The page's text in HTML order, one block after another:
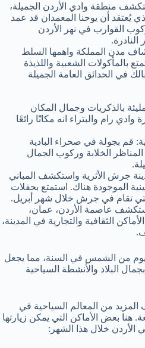
منطقة وادي الأردن الجميلة،
يُعتقد أن يوحنا المعمدان قد عمد
القوارب في نهر الأردن
مدن المملكة واهمها السلط
بالمأكولات الشعبية واللذيذة
في الحدائق العامة الجميلة
بالذكريات وجمال المكان
رام والبتراء انه مكانًا رائعًا
قم بجولة في صحراء البادية
المناظر الخلابة وركوب الجمال
جرش الأثرية واستكشف المباني
الموجودة هناك. استمتع بحفلات
تقام في جرش خلال شهر أبريل.
عاصمة الأردن، عمان،
الثقافية والتجارية في المدينة،
تذكر أن الأردن يوفر حوالي 300 يوم من الشمس في السنة، مما يجعل
البلاد والأنشطة السياحية
من المعالم السياحية في
هنا بعض الأماكن التي يمكن زيارتها
الأردن خلال هذا الشهر: